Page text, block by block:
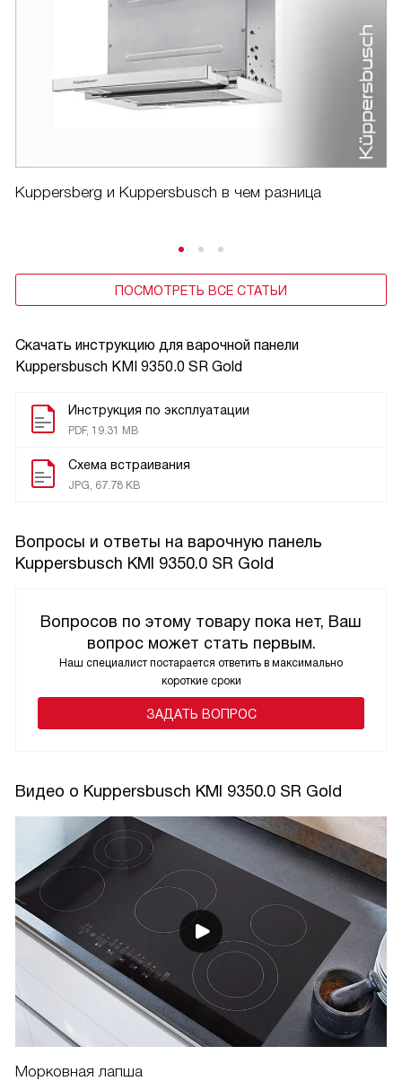
Скачать инструкцию для варочной панели
Kuppersbusch KMI 9350.0 SR Gold
Инструкция по эксплуатации
PDF, 19.31 MB
Схема встраивания
JPG, 67.78 KB
Kuppersberg и Kuppersbusch в чем разница
ПОСМОТРЕТЬ ВСЕ СТАТЬИ
Вопросы и ответы на варочную панель
Kuppersbusch KMI 9350.0 SR Gold
Вопросов по этому товару пока нет, Ваш
вопрос может стать первым.
Наш специалист постарается ответить в максимально
короткие сроки
ЗАДАТЬ ВОПРОС
Видео о Kuppersbusch KMI 9350.0 SR Gold
Морковная лапша